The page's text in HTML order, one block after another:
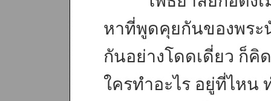
หาที่พูดคุยกันของพร
กันอย่างโดดเดี่ยว ก็คิ
ใครทำอะไร อยู่ที่ไหน